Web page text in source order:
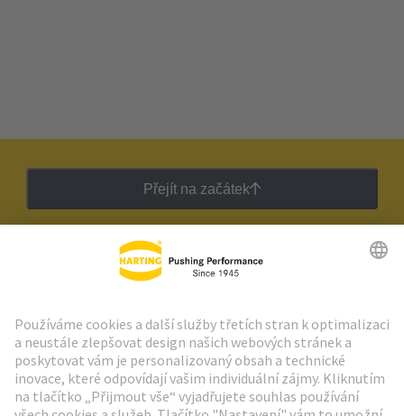
Přejít na začátek
Zpravodaj HARTING
Přejít na registraci